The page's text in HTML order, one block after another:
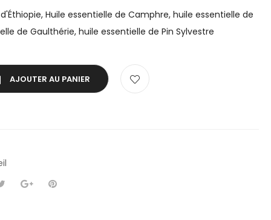
Huile essentielle de Camphre, huile essentielle de
de Gaulthérie, huile essentielle de Pin Sylvestre
AJOUTER AU PANIER